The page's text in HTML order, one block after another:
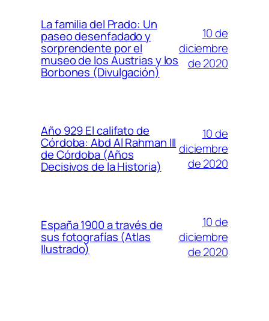
La familia del Prado: Un
paseo desenfadado y
sorprendente por el
museo de los Austrias y los
Borbones (Divulgación)
10 de
diciembre
de 2020
Año 929 El califato de
Córdoba: Abd Al Rahman III
de Córdoba (Años
Decisivos de la Historia)
10 de
diciembre
de 2020
España 1900 a través de
sus fotografías (Atlas
Ilustrado)
10 de
diciembre
de 2020